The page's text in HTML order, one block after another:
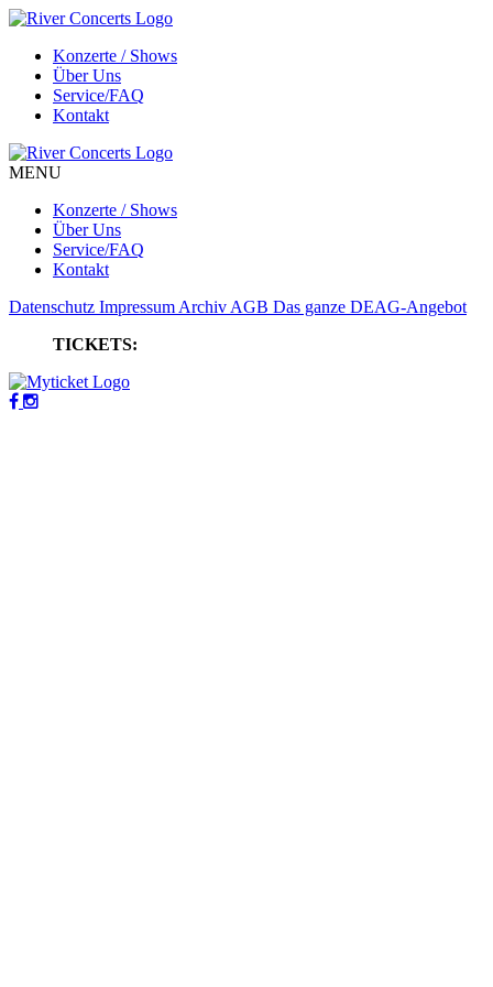
Konzerte / Shows
Über Uns
Service/FAQ
Kontakt
MENU
Konzerte / Shows
Über Uns
Service/FAQ
Kontakt
Datenschutz Impressum Archiv AGB Das ganze DEAG-Angebot
TICKETS: